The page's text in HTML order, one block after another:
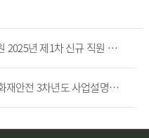
(사)전남여수산학융합원 2025년 제1차 신규 직원 채용
스마트플랜트 방폭 및 화재안전 3차년도 사업설명회 및 통합워크숍 발표자료